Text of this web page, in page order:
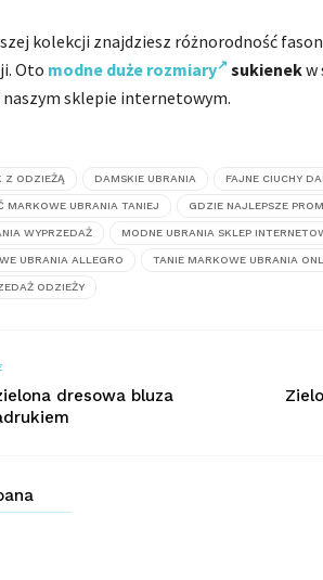
kolekcji znajdziesz różnorodność
Oto modne duże rozmiary sukienekw
sklepie internetowym.
Z ODZIEŻĄ DAMSKIE UBRANIA FAJNE CIUCHY
MARKOWE UBRANIA TANIEJ GDZIE NAJLEPSZE
WYPRZEDAŻ MODNE UBRANIA SKLEP
UBRANIA ALLEGRO TANIE MARKOWE UBRANIA
ODZIEŻY
dresowa bluza